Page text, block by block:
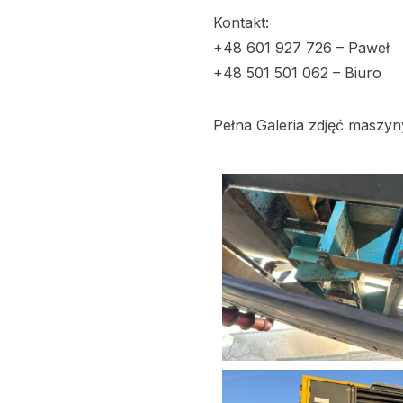
Kontakt:
+48 601 927 726 – Paweł
+48 501 501 062 – Biuro
Pełna Galeria zdjęć